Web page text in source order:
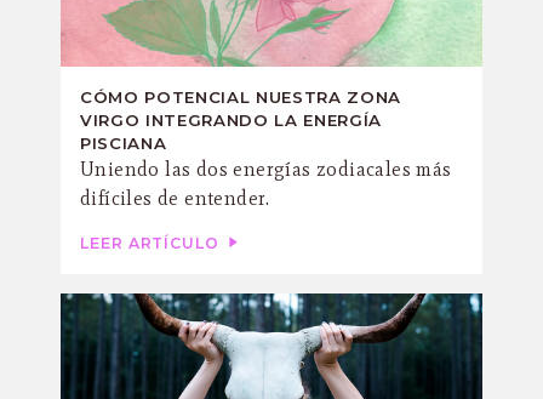
CÓMO POTENCIAL NUESTRA ZONA
VIRGO INTEGRANDO LA ENERGÍA
PISCIANA
Uniendo las dos energías zodiacales más
difíciles de entender.
LEER ARTÍCULO